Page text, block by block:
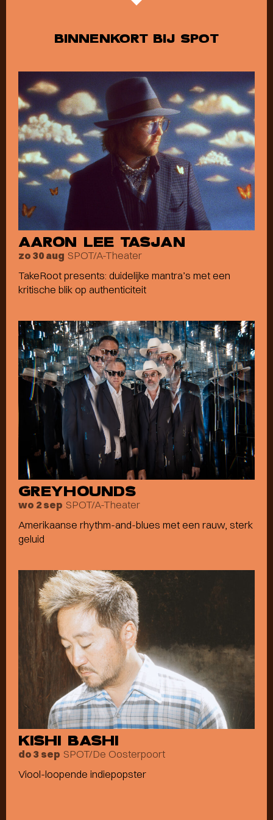
BINNENKORT BIJ SPOT
AARON LEE TASJAN
zo 30 aug SPOT/A-Theater
TakeRoot presents: duidelijke mantra’s met een
kritische blik op authenticiteit
GREYHOUNDS
wo 2 sep SPOT/A-Theater
Amerikaanse rhythm-and-blues met een rauw, sterk
geluid
KISHI BASHI
do 3 sep SPOT/De Oosterpoort
Viool-loopende indiepopster